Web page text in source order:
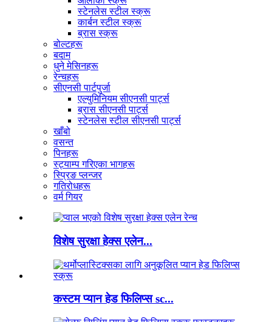
स्टेनलेस स्टील स्क्रू
कार्बन स्टील स्क्रू
ब्रास स्क्रू
बोल्टहरू
बदाम
धुने मेसिनहरू
रेन्चहरू
सीएनसी पार्टपुर्जा
एल्युमिनियम सीएनसी पार्ट्स
ब्रास सीएनसी पार्ट्स
स्टेनलेस स्टील सीएनसी पार्ट्स
खाँबो
वसन्त
पिनहरू
स्ट्याम्प गरिएका भागहरू
स्प्रिङ प्लन्जर
गतिरोधहरू
वर्म गियर
विशेष सुरक्षा हेक्स एलेन...
कस्टम प्यान हेड फिलिप्स sc...